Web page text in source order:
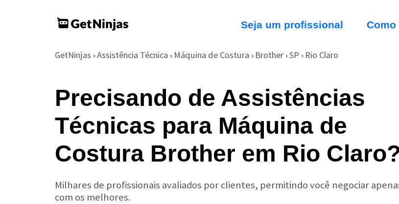
Seja um profissional
GetNinjas › Assistência Técnica › Máquina de Costura › Brother › SP › Rio Claro
Precisando de Assistências
Técnicas para Máquina de
Costura Brother em Rio
Milhares de profissionais avaliados por clientes, permitindo você negociar
com os melhores.